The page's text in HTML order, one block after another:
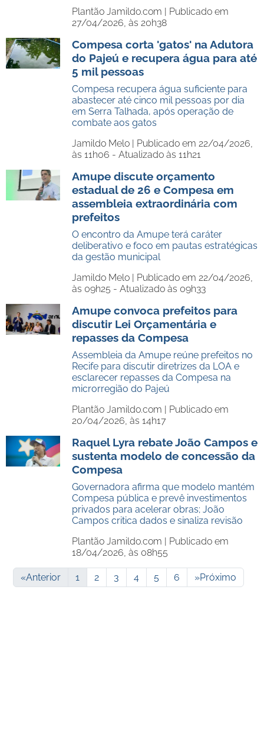
Plantão Jamildo.com | Publicado em
27/04/2026, às 20h38
Compesa corta 'gatos' na Adutora
do Pajeú e recupera água para até
5 mil pessoas
Compesa recupera água suficiente para
abastecer até cinco mil pessoas por dia
em Serra Talhada, após operação de
combate aos gatos
Jamildo Melo | Publicado em 22/04/2026,
às 11h06 - Atualizado às 11h21
Amupe discute orçamento
estadual de 26 e Compesa em
assembleia extraordinária com
prefeitos
O encontro da Amupe terá caráter
deliberativo e foco em pautas estratégicas
da gestão municipal
Jamildo Melo | Publicado em 22/04/2026,
às 09h25 - Atualizado às 09h33
Amupe convoca prefeitos para
discutir Lei Orçamentária e
repasses da Compesa
Assembleia da Amupe reúne prefeitos no
Recife para discutir diretrizes da LOA e
esclarecer repasses da Compesa na
microrregião do Pajeú
Plantão Jamildo.com | Publicado em
20/04/2026, às 14h17
Raquel Lyra rebate João Campos e
sustenta modelo de concessão da
Compesa
Governadora afirma que modelo mantém
Compesa pública e prevê investimentos
privados para acelerar obras; João
Campos critica dados e sinaliza revisão
Plantão Jamildo.com | Publicado em
18/04/2026, às 08h55
«Anterior 1 2 3 4 5 6 »Próximo